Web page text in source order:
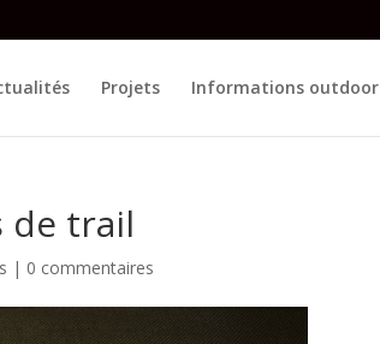
Projets Informations outdoor
de trail
| 0 commentaires